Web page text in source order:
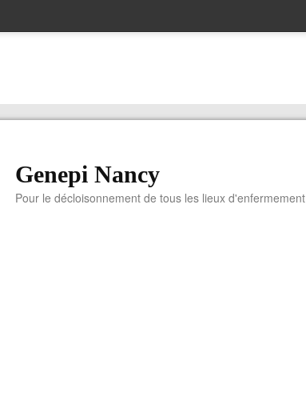
Genepi Nancy
Pour le décloisonnement de tous les lieux d'enfermement